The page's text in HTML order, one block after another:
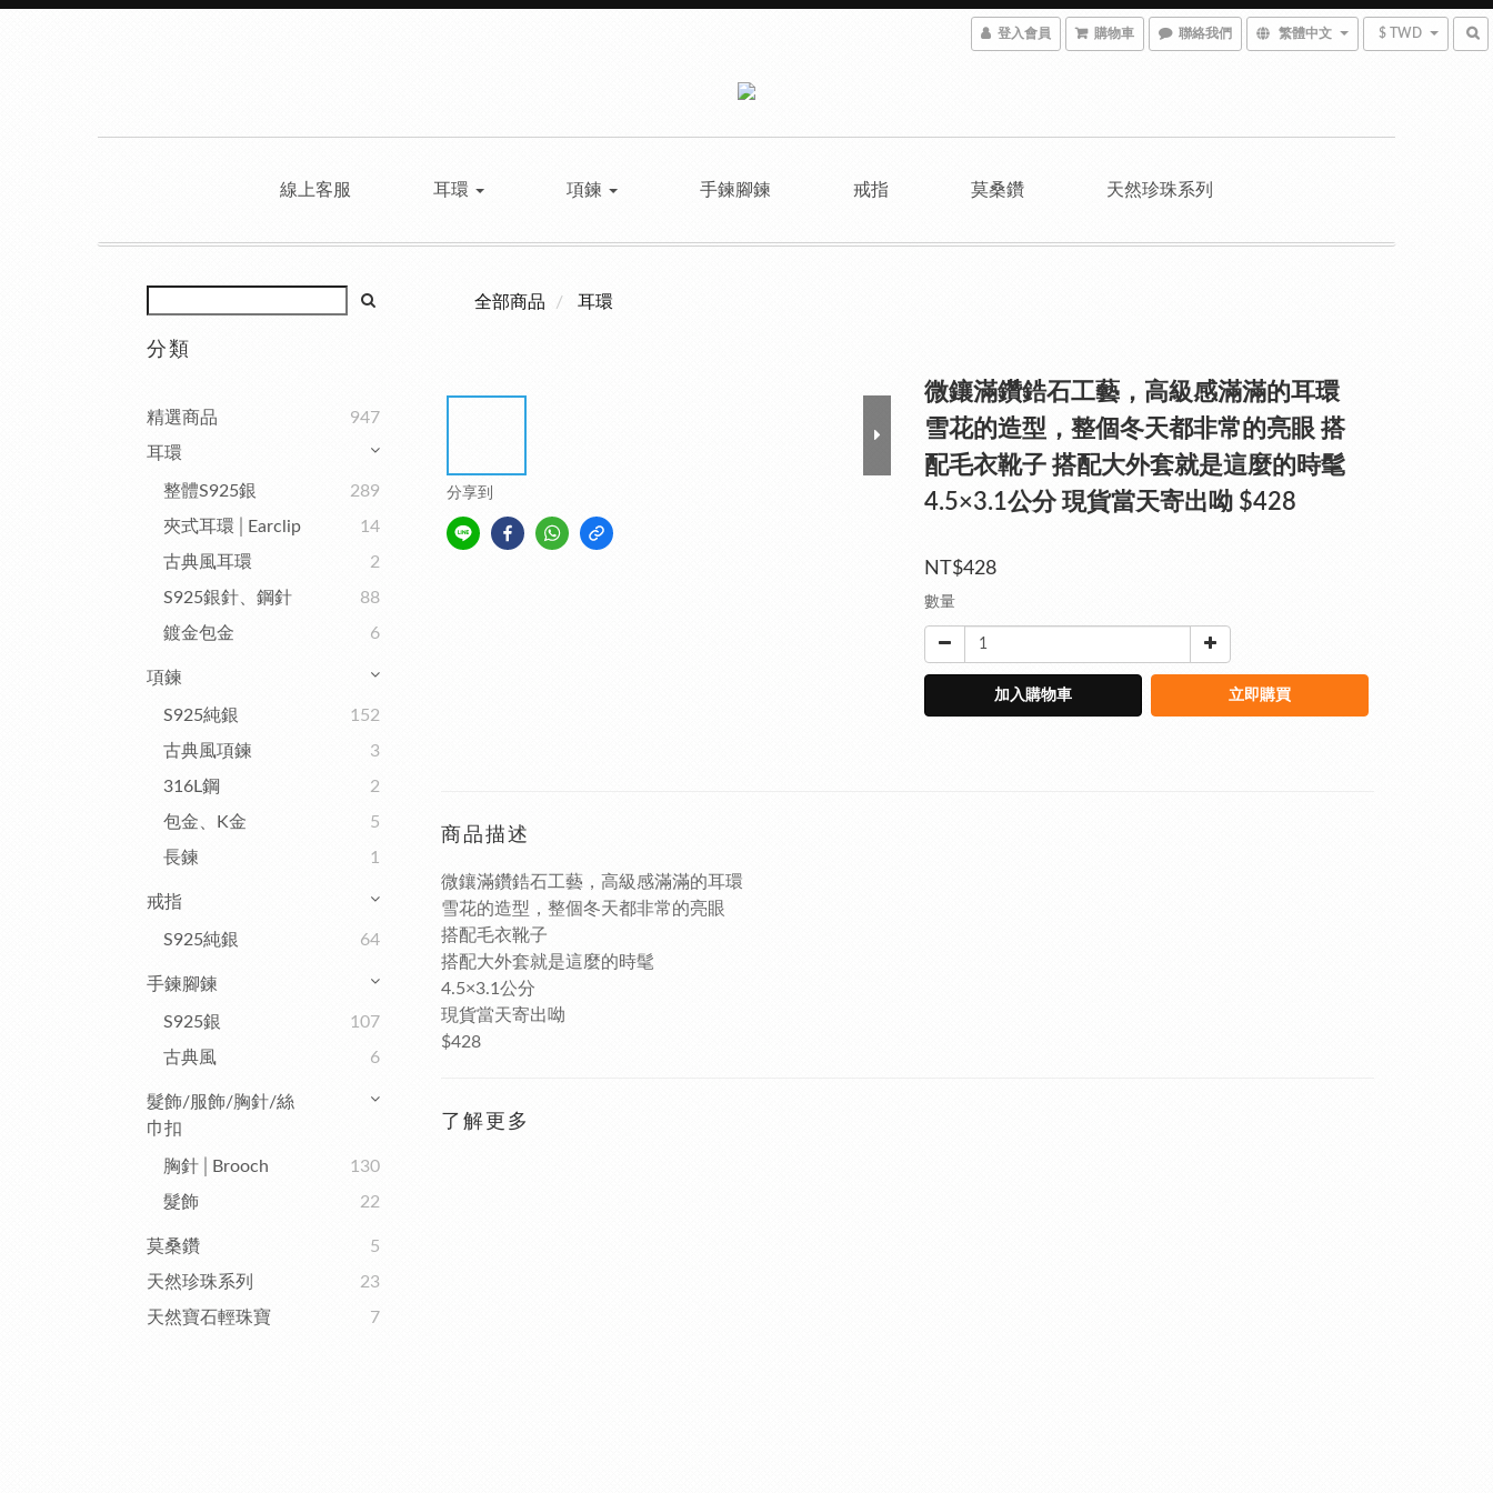
登入會員 購物車 聯絡我們 繁體中文 $ TWD
線上客服 耳環 項鍊 手鍊腳鍊 戒指 莫桑鑽 天然珍珠系列
分類
精選商品
947
耳環
整體S925銀
289
夾式耳環│Earclip
14
古典風耳環
2
S925銀針、鋼針
88
鍍金包金
6
項鍊
S925純銀
152
古典風項鍊
3
316L鋼
2
包金、K金
5
長鍊
1
戒指
S925純銀 64
手鍊腳鍊
S925銀
107
古典風
6
髮飾/服飾/胸針/絲
巾扣
胸針│Brooch
130
髮飾
22
莫桑鑽
5
天然珍珠系列
23
天然寶石輕珠寶
7
全部商品 耳環
分享到
微鑲滿鑽鋯石工藝，高級感滿滿的耳環
雪花的造型，整個冬天都非常的亮眼 搭
配毛衣靴子 搭配大外套就是這麼的時髦
4.5×3.1公分 現貨當天寄出呦 $428
NT$428
數量
加入購物車 立即購買
商品描述
微鑲滿鑽鋯石工藝，高級感滿滿的耳環
雪花的造型，整個冬天都非常的亮眼
搭配毛衣靴子
搭配大外套就是這麼的時髦
4.5×3.1公分
現貨當天寄出呦
$428
了解更多